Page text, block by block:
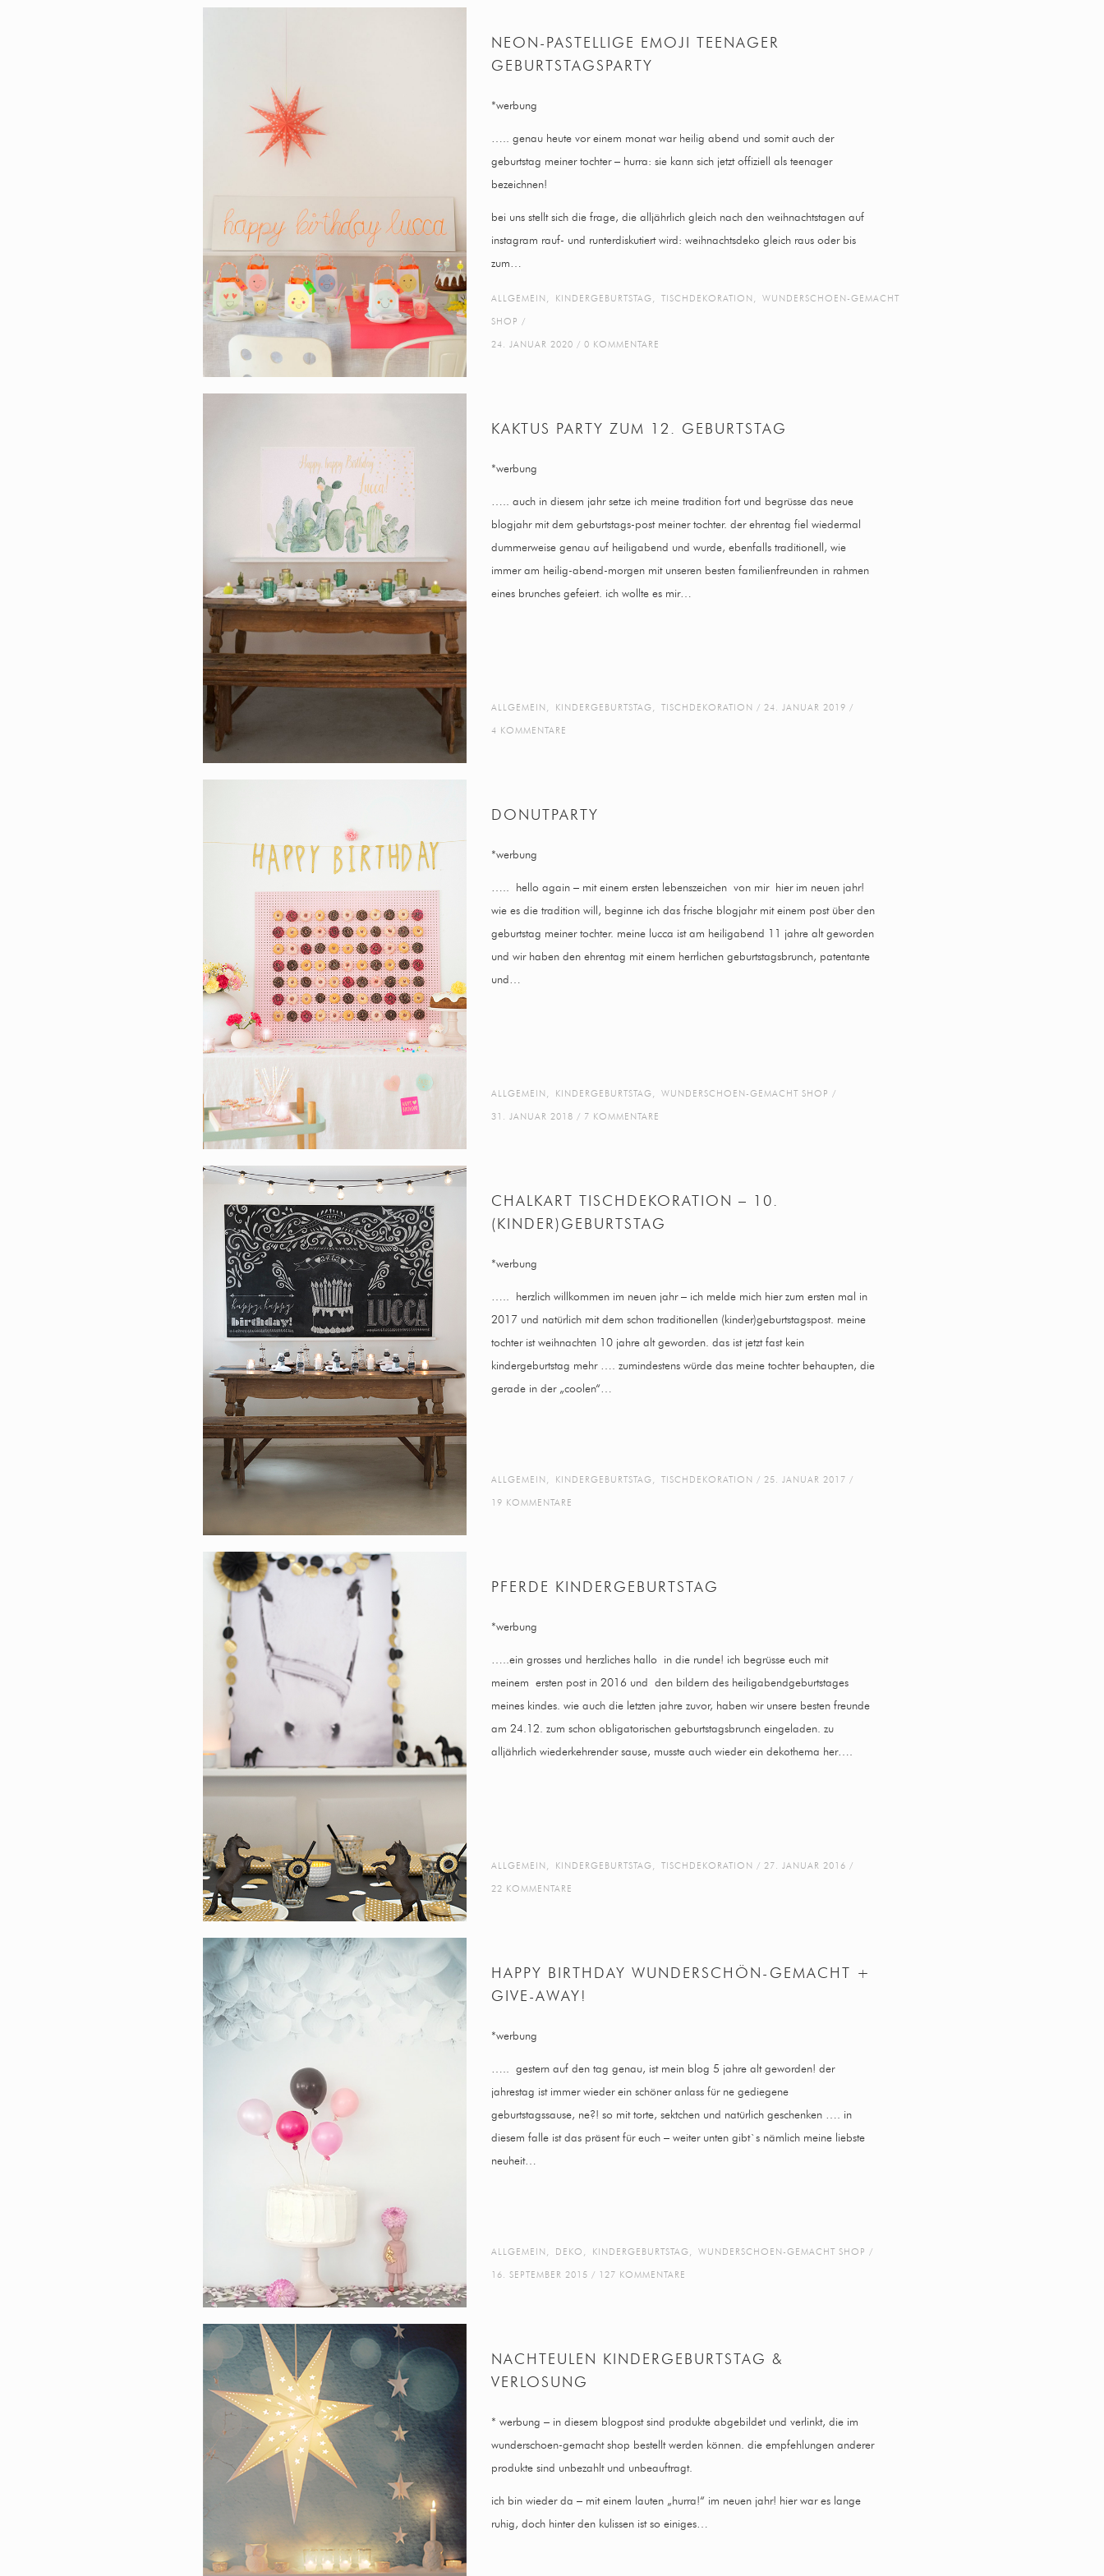
NEON-PASTELLIGE EMOJI TEENAGER
GEBURTSTAGSPARTY
*werbung
….. genau heute vor einem monat war heilig abend und somit auch der
geburtstag meiner tochter – hurra: sie kann sich jetzt offiziell als teenager
bezeichnen!
bei uns stellt sich die frage, die alljährlich gleich nach den weihnachtstagen auf
instagram rauf- und runterdiskutiert wird: weihnachtsdeko gleich raus oder bis
zum…
ALLGEMEIN KINDERGEBURTSTAG TISCHDEKORATION WUNDERSCHOEN-GEMACHT
SHOP
24. JANUAR 2020 0 KOMMENTARE
KAKTUS PARTY ZUM 12. GEBURTSTAG
*werbung
….. auch in diesem jahr setze ich meine tradition fort und begrüsse das neue
blogjahr mit dem geburtstags-post meiner tochter. der ehrentag fiel wiedermal
dummerweise genau auf heiligabend und wurde, ebenfalls traditionell, wie
immer am heilig-abend-morgen mit unseren besten familienfreunden in rahmen
eines brunches gefeiert. ich wollte es mir…
ALLGEMEIN KINDERGEBURTSTAG TISCHDEKORATION 24. JANUAR 2019
4 KOMMENTARE
DONUTPARTY
*werbung
….. hello again – mit einem ersten lebenszeichen von mir hier im neuen jahr!
wie es die tradition will, beginne ich das frische blogjahr mit einem post über den
geburtstag meiner tochter. meine lucca ist am heiligabend 11 jahre alt geworden
und wir haben den ehrentag mit einem herrlichen geburtstagsbrunch, patentante
und…
ALLGEMEIN KINDERGEBURTSTAG WUNDERSCHOEN-GEMACHT SHOP
31. JANUAR 2018 7 KOMMENTARE
CHALKART TISCHDEKORATION – 10.
(KINDER)GEBURTSTAG
*werbung
….. herzlich willkommen im neuen jahr – ich melde mich hier zum ersten mal in
2017 und natürlich mit dem schon traditionellen (kinder)geburtstagspost. meine
tochter ist weihnachten 10 jahre alt geworden. das ist jetzt fast kein
kindergeburtstag mehr …. zumindestens würde das meine tochter behaupten, die
gerade in der „coolen“…
ALLGEMEIN KINDERGEBURTSTAG TISCHDEKORATION 25. JANUAR 2017
19 KOMMENTARE
PFERDE KINDERGEBURTSTAG
*werbung
…..ein grosses und herzliches hallo in die runde! ich begrüsse euch mit
meinem ersten post in 2016 und den bildern des heiligabendgeburtstages
meines kindes. wie auch die letzten jahre zuvor, haben wir unsere besten freunde
am 24.12. zum schon obligatorischen geburtstagsbrunch eingeladen. zu
alljährlich wiederkehrender sause, musste auch wieder ein dekothema her….
ALLGEMEIN KINDERGEBURTSTAG TISCHDEKORATION 27. JANUAR 2016
22 KOMMENTARE
HAPPY BIRTHDAY WUNDERSCHÖN-GEMACHT +
GIVE-AWAY!
*werbung
….. gestern auf den tag genau, ist mein blog 5 jahre alt geworden! der
jahrestag ist immer wieder ein schöner anlass für ne gediegene
geburtstagssause, ne?! so mit torte, sektchen und natürlich geschenken …. in
diesem falle ist das präsent für euch – weiter unten gibt`s nämlich meine liebste
neuheit…
ALLGEMEIN DEKO KINDERGEBURTSTAG WUNDERSCHOEN-GEMACHT SHOP
16. SEPTEMBER 2015 127 KOMMENTARE
NACHTEULEN KINDERGEBURTSTAG &
VERLOSUNG
* werbung – in diesem blogpost sind produkte abgebildet und verlinkt, die im
wunderschoen-gemacht shop bestellt werden können. die empfehlungen anderer
produkte sind unbezahlt und unbeauftragt.
ich bin wieder da – mit einem lauten „hurra!“ im neuen jahr! hier war es lange
ruhig, doch hinter den kulissen ist so einiges…